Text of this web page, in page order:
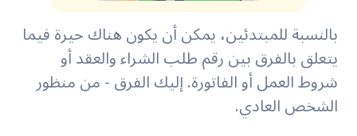
بالنسبة للمبتدئين، يمكن أن يكون هناك حيرة فيما
يتعلق بالفرق بين رقم طلب الشراء والعقد أو
شروط العمل أو الفاتورة. إليك الفرق - من منظور
الشخص العادي.